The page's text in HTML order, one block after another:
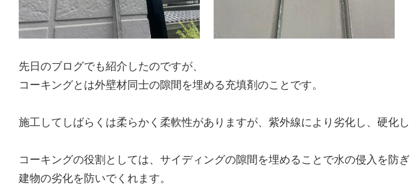
先日のブログでも紹介したのですが、
コーキングとは外壁材同士の隙間を埋める充填剤のことです。
施工してしばらくは柔らかく柔軟性がありますが、紫外線により劣化し、硬化し
コーキングの役割としては、サイディングの隙間を埋めることで水の侵入を防ぎ
建物の劣化を防いでくれます。